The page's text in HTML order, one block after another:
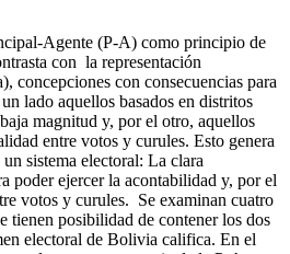
Agente (P-A) como principio de
con la representación
concepciones con consecuencias para
lado aquellos basados en distritos
magnitud y, por el otro, aquellos
entre votos y curules. Esto genera
sistema electoral: La clara
poder ejercer la acontabilidad y, por el
votos y curules. Se examinan cuatro
tienen posibilidad de contener los dos
electoral de Bolivia califica. En el